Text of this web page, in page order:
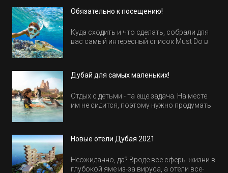
Обязательно к посещению!
Куда сходить и что сделать, собрали для
вас самый интересный список Must Do в
Дубай для самых маленьких!
Отдых с детьми - та еще задача. На месте
им не сидится, поэтому нужно продумать
Новые отели Дубая 2021
Неожиданно, да? Вроде все сферы жизни в
глубокой яме из-за вируса, а отели все-